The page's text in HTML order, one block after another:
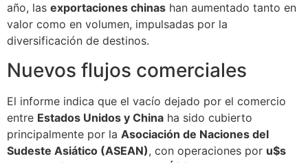
año, las exportaciones chinas han aumentado tanto en
valor como en volumen, impulsadas por la
diversificación de destinos.
Nuevos flujos comerciales
El informe indica que el vacío dejado por el comercio
entre Estados Unidos y China ha sido cubierto
principalmente por la Asociación de Naciones del
Sudeste Asiático (ASEAN), con operaciones por u$s